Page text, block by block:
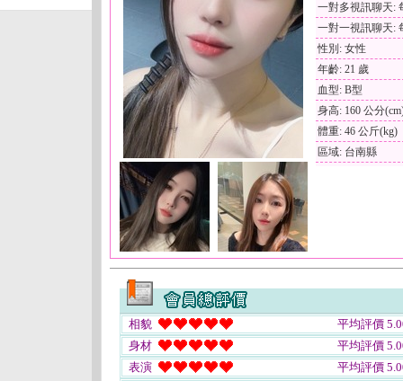
一對多視訊聊天:
一對一視訊聊天:
性別: 女性
年齡: 21 歲
血型: B型
身高: 160 公分
體重: 46 公斤(kg)
區域: 台南縣
相貌
平均評價
身材
平均評價
表演
平均評價